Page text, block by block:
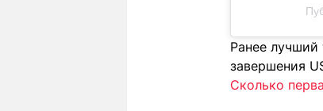
Ранее лучший
завершения
Сколько